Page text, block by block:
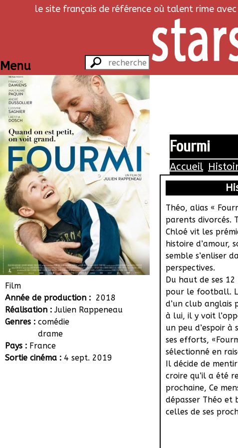
le site français de référence où talent rime
Menu
Film
Année de production : 2018
Réalisation :Julien Rappeneau
Genres : comédie
drame
Pays : France
Sortie cinéma : 4 sept. 2019
Fourmi
Accueil
Théo, alias «
parents divorcés.
Chloé vit les
histoire d’amour,
semble s’enliser
perspectives.
Du haut de ses
pour le football.
d’un club anglais
à lui, il y voit
un peu d’espoir à
ses efforts,
sélectionné en
Il décide de
croire qu’il a été
prochaine, Ce
dépasser Théo et
celles de ses